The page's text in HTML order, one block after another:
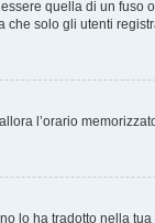
quella di un
solo gli utenti
l’orario
lo ha tradotto nella